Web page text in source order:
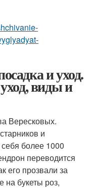
и уход.
виды и
Вересковых.
и
более 1000
переводится
его прозвали за
на букеты роз,